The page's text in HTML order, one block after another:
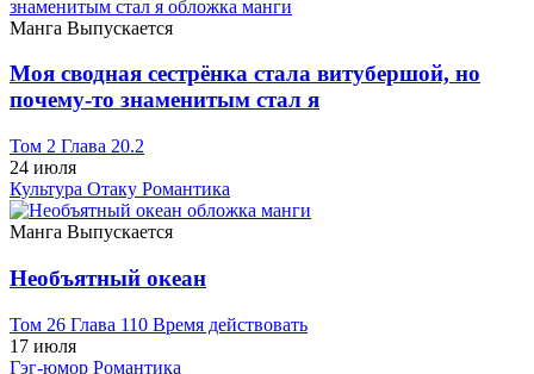
Манга Выпускается
Моя сводная сестрёнка стала витубершой, но
почему-то знаменитым стал я
Том 2 Глава 20.2
24 июля
Культура Отаку Романтика
Манга Выпускается
Необъятный океан
Том 26 Глава 110 Время действовать
17 июля
Гэг-юмор Романтика